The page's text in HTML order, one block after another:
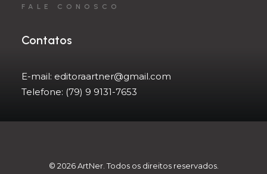
FALE CONOSCO
Contatos
E-mail: editoraartner@gmail.com
Telefone: (79) 9 9131-7653
© 2026 ArtNer. Todos os direitos reservados.